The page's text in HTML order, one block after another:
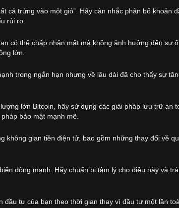
cả trứng vào một giỏ”. Hãy cân nhắc phân bổ khoản
rủi ro.
có thể chấp nhận mất mà không ảnh hưởng đến sự
lớn.
trong ngắn hạn nhưng về lâu dài đã cho thấy sự
lớn Bitcoin, hãy sử dụng các giải pháp lưu trữ an
bảo mật mạnh mẽ.
không gian tiền điện tử, bao gồm những thay đổi về
động mạnh. Hãy chuẩn bị tâm lý cho điều này và
đầu tư của bạn theo thời gian thay vì đầu tư một lần